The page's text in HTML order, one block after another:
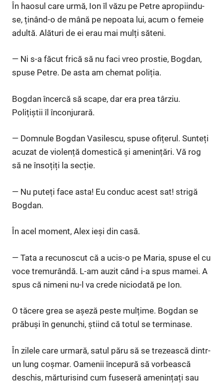
În haosul care urmă, Ion îl văzu pe Petre apropiindu-
se, ținând-o de mână pe nepoata lui, acum o femeie
adultă. Alături de ei erau mai mulți săteni.
— Ni s-a făcut frică să nu faci vreo prostie, Bogdan,
spuse Petre. De asta am chemat poliția.
Bogdan încercă să scape, dar era prea târziu.
Polițiștii îl înconjurară.
— Domnule Bogdan Vasilescu, spuse ofițerul. Sunteți
acuzat de violență domestică și amenințări. Vă rog
să ne însoțiți la secție.
— Nu puteți face asta! Eu conduc acest sat! strigă
Bogdan.
În acel moment, Alex ieși din casă.
— Tata a recunoscut că a ucis-o pe Maria, spuse el cu
voce tremurândă. L-am auzit când i-a spus mamei. A
spus că nimeni nu-l va crede niciodată pe Ion.
O tăcere grea se așeză peste mulțime. Bogdan se
prăbuși în genunchi, știind că totul se terminase.
În zilele care urmară, satul păru să se trezească dintr-
un lung coșmar. Oamenii începură să vorbească
deschis, mărturisind cum fuseseră amenințați sau